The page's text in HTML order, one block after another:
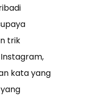
trik
kata yang
yang